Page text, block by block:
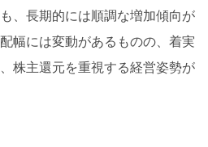
、長期的には順調な増加傾向が
幅には変動があるものの、着実
株主還元を重視する経営姿勢が